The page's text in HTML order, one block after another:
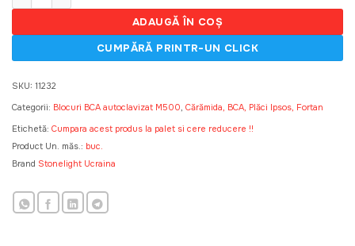
ADAUGĂ ÎN COȘ
SKU: 11232
Categorii: Blocuri BCA autoclavizat M500, Cărămida, BCA, Plăci Ipsos, Fortan
Etichetă: Cumpara acest produs la palet si cere reducere !!
Product Un. măs.: buc.
Brand Stonelight Ucraina